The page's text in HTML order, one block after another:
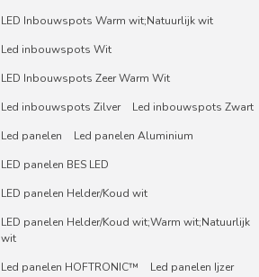
LED Inbouwspots Warm wit;Natuurlijk wit
Led inbouwspots Wit
LED Inbouwspots Zeer Warm Wit
Led inbouwspots Zilver
Led inbouwspots Zwart
Led panelen
Led panelen Aluminium
LED panelen BES LED
LED panelen Helder/Koud wit
LED panelen Helder/Koud wit;Warm wit;Natuurlijk
wit
Led panelen HOFTRONIC™
Led panelen Ijzer